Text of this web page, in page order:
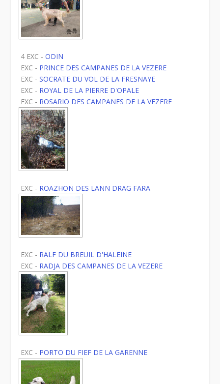
4 EXC -ODIN
EXC - PRINCE DES CAMPANES DE LA VEZERE
EXC -SOCRATE DU VOL DE LA FRESNAYE
EXC - ROYAL DE LA PIERRE D'OPALE
EXC - ROSARIO DES CAMPANES DE LA VEZERE
EXC - ROAZHON DES LANN DRAG FARA
EXC - RALF DU BREUIL D'HALEINE
EXC - RADJA DES CAMPANES DE LA VEZERE
EXC - PORTO DU FIEF DE LA GARENNE